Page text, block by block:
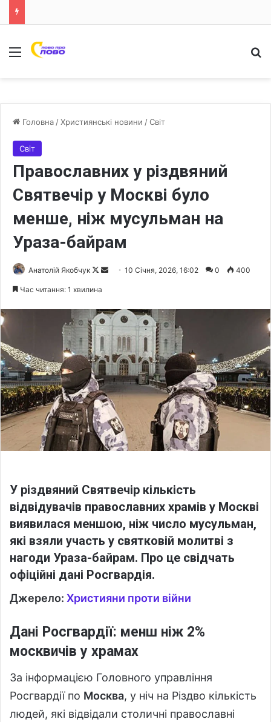
Меню
Головна /Християнські новини /Світ
Світ
Православних у різдвяний
Святвечір у Москві було
менше, ніж мусульман на
Ураза-байрам
Анатолій Якобчук
F
l
o
o
n
X
d
a
e
m
a
i
l
10 Січня, 2026, 16:02 0 400
Час читання: 1 хвилина
У різдвяний Святвечір кількість
відвідувачів православних храмів у Москві
виявилася меншою, ніж число мусульман,
які взяли участь у святковій молитві з
нагоди Ураза-байрам. Про це свідчать
офіційні дані Росгвардія.
Джерело: Християни проти війни
Дані Росгвардії: менш ніж 2%
москвичів у храмах
За інформацією Головного управління
Росгвардії по Москва, у ніч на Різдво кількість
людей, які відвідали столичні православні